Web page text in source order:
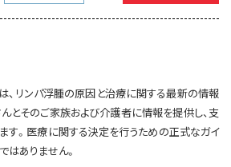
全般
、リンパ浮腫の原因と治療に関する最新の情報
とそのご家族および介護者に情報を提供し、支
す。医療に関する決定を行うための正式なガイ
はありません。